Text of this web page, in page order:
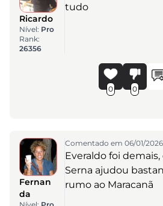
Ricardo
Nível: Pro
Rank:
26356
tudo
0 0
Fernan
da
Comentado em 06/01/2026
Everaldo foi
Serna ajudou
rumo ao Maracanã